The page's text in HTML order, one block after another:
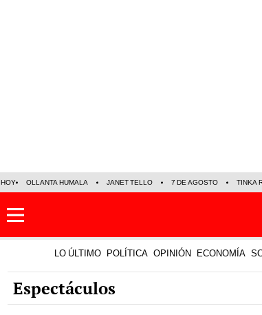
HOY OLLANTA HUMALA JANET TELLO 7 DE AGOSTO TINKA
LO ÚLTIMO POLÍTICA OPINIÓN ECONOMÍA
Espectáculos